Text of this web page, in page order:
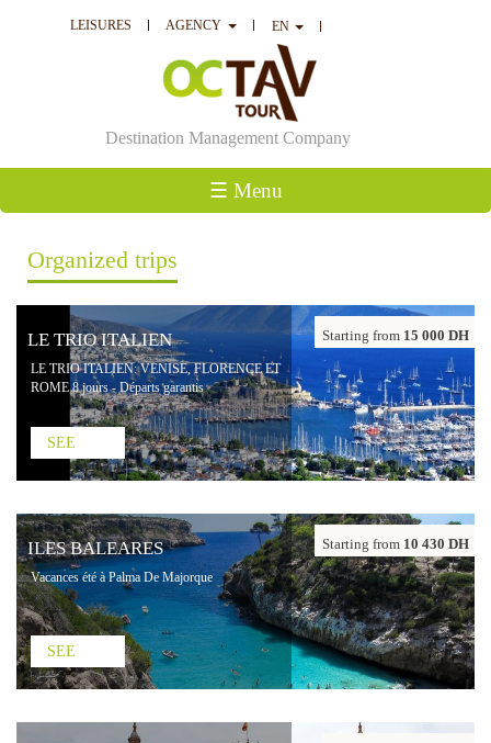
Destination Management Company
LEISURES AGENCY EN
☰ Menu
Organized trips
LE TRIO ITALIEN
LE TRIO ITALIEN: VENISE, FLORENCE ET
ROME 8 jours - Départs garantis
Starting from 15 000 DH
SEE
ILES BALEARES
Vacances été à Palma De Majorque
Starting from 10 430 DH
SEE